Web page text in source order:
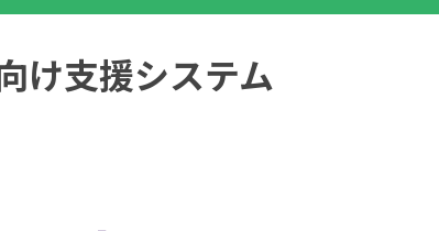
け支援システム